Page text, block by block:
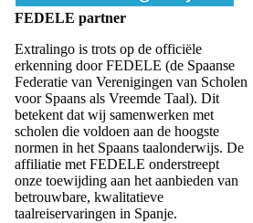
FEDELE partner
Extralingo is trots op de officiële
erkenning door FEDELE (de Spaanse
Federatie van Verenigingen van Scholen
voor Spaans als Vreemde Taal). Dit
betekent dat wij samenwerken met
scholen die voldoen aan de hoogste
normen in het Spaans taalonderwijs. De
affiliatie met FEDELE onderstreept
onze toewijding aan het aanbieden van
betrouwbare, kwalitatieve
taalreiservaringen in Spanje.